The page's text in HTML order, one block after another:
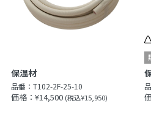
保温材
品番： T102-2F-25-10
価格：¥14,500 (税込¥15,950)